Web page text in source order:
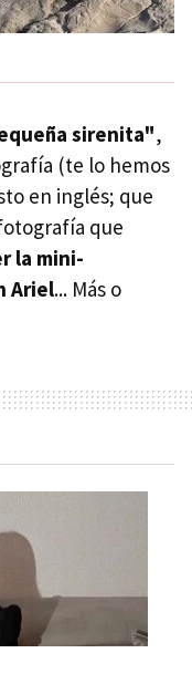
sirenita",
(te lo hemos
en inglés; que
que
la mini-
Ariel... Más o